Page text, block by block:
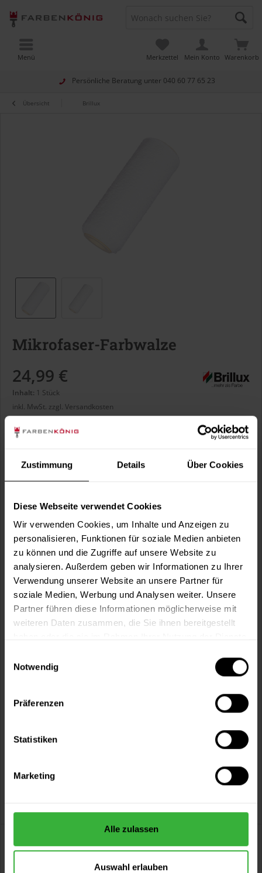
Zustimmung Details Über Cookies
Diese Webseite verwendet Cookies
Wir verwenden Cookies, um Inhalte und Anzeigen zu
personalisieren, Funktionen für soziale Medien anbieten
zu können und die Zugriffe auf unsere Website zu
analysieren. Außerdem geben wir Informationen zu Ihrer
Verwendung unserer Website an unsere Partner für
soziale Medien, Werbung und Analysen weiter. Unsere
Partner führen diese Informationen möglicherweise mit
weiteren Daten zusammen, die Sie ihnen bereitgestellt
Notwendig
Präferenzen
Statistiken
Marketing
Alle zulassen
Auswahl erlauben
Persönliche Beratung unter 040 60 77 65 23
Warenkorb
Merkzettel Mein Konto
Menü
Übersicht Brillux
Mikrofaser-Farbwalze
24,99 €
Inhalt: 1 Stück
inkl. MwSt. zzgl. Versandkosten
Merken Fragen zum Artikel?
Artikel-Nr.: BX1221
Sie möchten eine größere Menge kaufen
Vorteile
Versand innerhalb von 48h*
Mikrofaser-Farbwalze Flusenfreier und lösemittelbeständiger
mehr